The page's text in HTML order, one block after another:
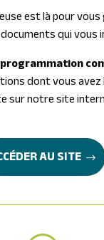
est là pour
qui vous
dont vous avez
sur notre site
AU SITE